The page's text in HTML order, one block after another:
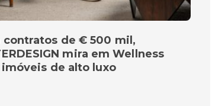
contratos de € 500 mil,
mira em Wellness
imóveis de alto luxo